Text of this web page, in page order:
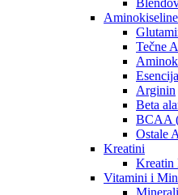
Aminokiseline
Tečne
Arginin
Beta
BCAA
Ostale
Kreatini
Kreatin
Vitamini i
Minerali